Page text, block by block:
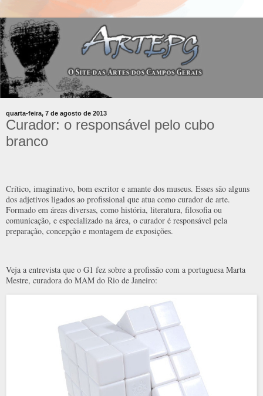
quarta-feira, 7 de agosto de 2013
Curador: o responsável pelo cubo
branco
Crítico, imaginativo, bom escritor e amante dos museus. Esses são alguns
dos adjetivos ligados ao profissional que atua como curador de arte.
Formado em áreas diversas, como história, literatura, filosofia ou
comunicação, e especializado na área, o curador é responsável pela
preparação, concepção e montagem de exposições.
Veja a entrevista que o G1 fez sobre a profissão com a portuguesa Marta
Mestre, curadora do MAM do Rio de Janeiro: